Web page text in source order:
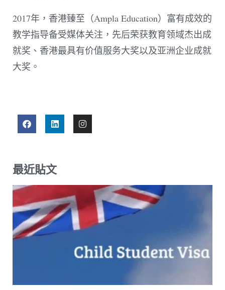
2017年，香港臻至（Ampla Education）富有成效的
教学指导备受媒体关注，先后荣获教育领域杰出成
就奖、香港最具有价值服务大奖以及亚洲企业成就
大奖。
最近貼文